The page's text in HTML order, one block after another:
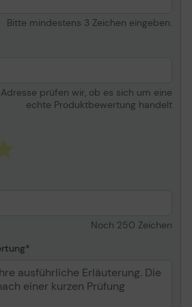
Bitte mindestens 3 Zeichen eingeben.
prüfen wir, ob es sich um eine
echte Produktbewertung handelt
Noch 250 Zeichen